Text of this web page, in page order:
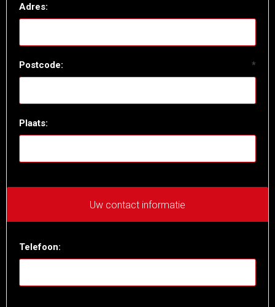
Adres:
Postcode: *
Plaats:
Uw contact informatie
Telefoon: